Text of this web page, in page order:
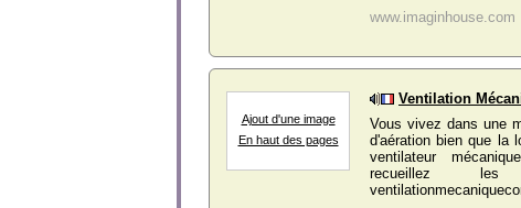
www.imaginhouse.com
Ajout d'une image
En haut des pages
Ventilation
Vous vivez dans une
d'aération bien que la
ventilateur
recueillez